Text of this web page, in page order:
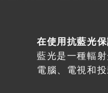
在使用抗藍光
藍光是一種輻
電腦、電視和投